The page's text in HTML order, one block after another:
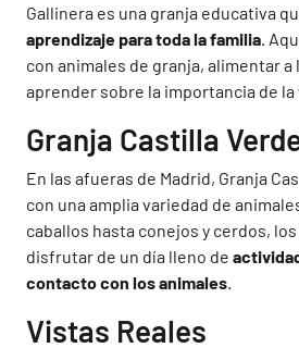
Gallinera es una granja educativa
aprendizaje para toda la familia .
con animales de granja, alimentar a
aprender sobre la importancia de la
Granja Castilla
En las afueras de Madrid, Granja
con una amplia variedad de
caballos hasta conejos y cerdos,
disfrutar de un día lleno de
contacto con los animales
Vistas Reales